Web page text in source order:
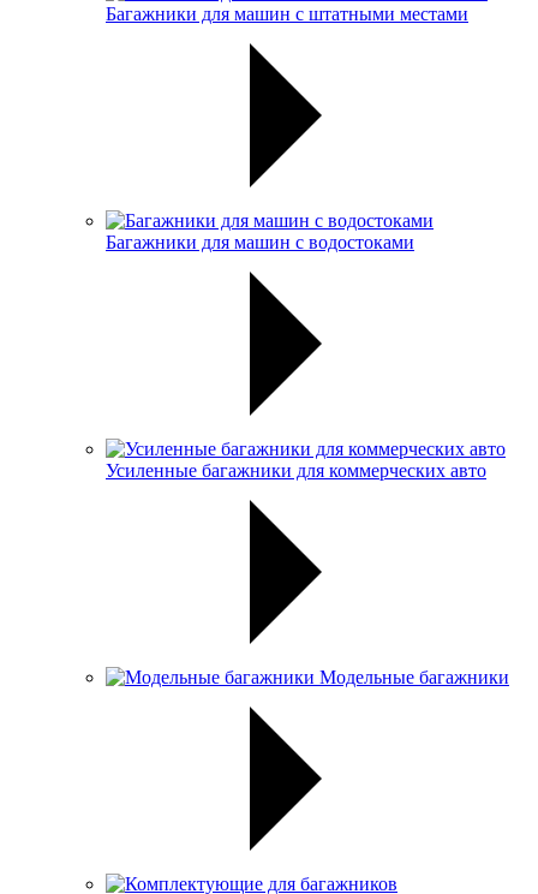
Багажники для машин с штатными местами
Багажники для машин с водостоками
Усиленные багажники для коммерческих авто
Модельные багажники